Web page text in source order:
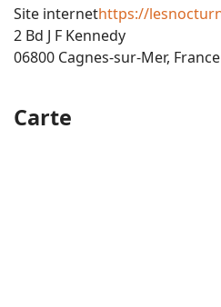
Site internethttps://
2 Bd J F Kennedy
06800 Cagnes-sur-Mer, France
Carte